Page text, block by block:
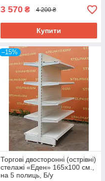
3 570 ₴ 4 200 ₴
Купити
–15%
Торгові двосторонні (острівні)
стелажі «Еден» 165х100 cм.,
на 5 полиць, Б/у